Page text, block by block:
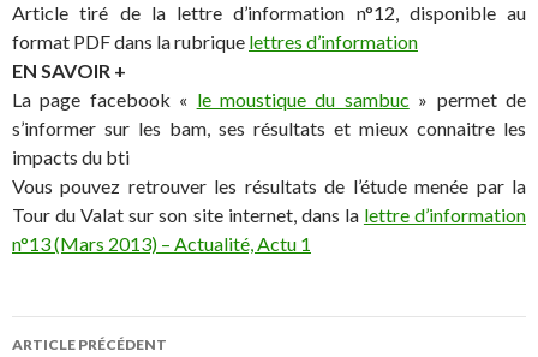
Article tiré de la lettre d’information n°12, disponible au
format PDF dans la rubrique lettres d’information
EN SAVOIR +
La page facebook « le moustique du sambuc » permet de
s’informer sur les bam, ses résultats et mieux connaitre les
impacts du bti
Vous pouvez retrouver les résultats de l’étude menée par la
Tour du Valat sur son site internet, dans la lettre d’information
n°13 (Mars 2013) – Actualité, Actu 1
Navigation
ARTICLE PRÉCÉDENT